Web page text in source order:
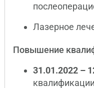
Лазерное
Повышение
31.01.2022 –